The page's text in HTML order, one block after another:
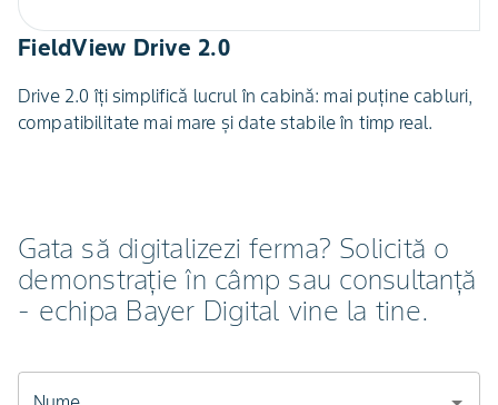
FieldView Drive 2.0
Drive 2.0 îți simplifică lucrul în cabină: mai puține cabluri,
compatibilitate mai mare și date stabile în timp real.
Gata să digitalizezi ferma? Solicită o
demonstrație în câmp sau consultanță
- echipa Bayer Digital vine la tine.